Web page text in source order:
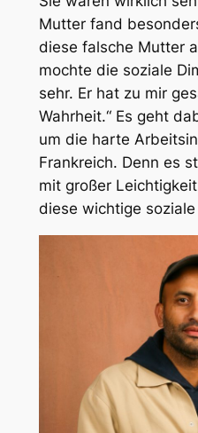
Mutter fand
diese falsche Mutter
mochte die soziale
sehr. Er hat zu mir
Wahrheit.“ Es geht
um die harte
Frankreich. Denn es
mit großer
diese wichtige